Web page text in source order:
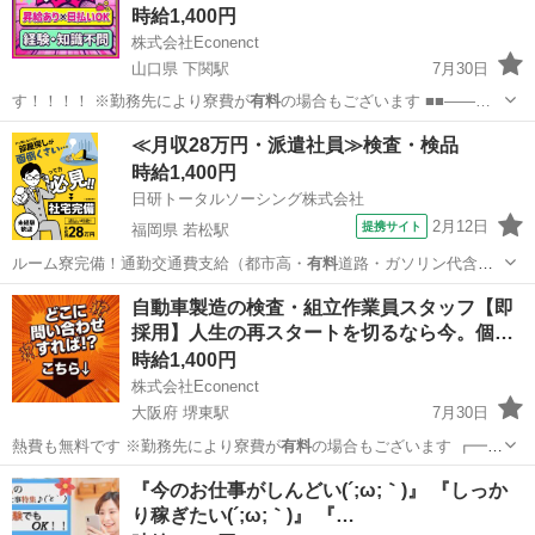
時給1,400円
株式会社Econenct
山口県 下関駅
7月30日
す！！！！ ※勤務先により寮費が有料 の場合もございます ■■――…
山口 下関市 下関駅 工場 スタッフ
≪月収28万円・派遣社員≫検査・検品
時給1,400円
日研トータルソーシング株式会社
福岡県 若松駅
提携サイト 2月12日
ルーム寮完備！通勤交通費支給（都市高・ 有料道路・ガソリン代含む4
万円の上限あり）…
福岡 北九州市 若松駅 その他
自動車製造の検査・組立作業員スタッフ【即
採用】人生の再スタートを切るなら今。個…
時給1,400円
株式会社Econenct
大阪府 堺東駅
7月30日
熱費も無料です ※勤務先により寮費が有料の場合もございます ┏━・
★…
大阪 堺市 堺東駅 工場 スタッフ
『今のお仕事がしんどい(´;ω;｀)』 『しっか
り稼ぎたい(´;ω;｀)』 『…